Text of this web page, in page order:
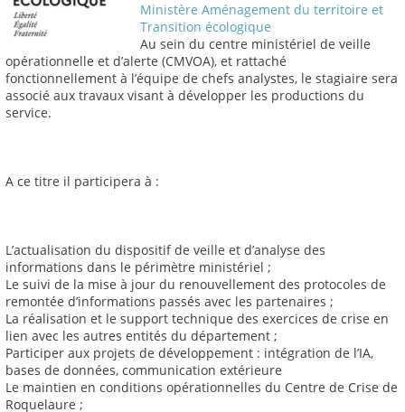
Ministère Aménagement du territoire et
Transition écologique
Au sein du centre ministériel de veille
opérationnelle et d’alerte (CMVOA), et rattaché
fonctionnellement à l’équipe de chefs analystes, le stagiaire sera
associé aux travaux visant à développer les productions du
service.
A ce titre il participera à :
L’actualisation du dispositif de veille et d’analyse des
informations dans le périmètre ministériel ;
Le suivi de la mise à jour du renouvellement des protocoles de
remontée d’informations passés avec les partenaires ;
La réalisation et le support technique des exercices de crise en
lien avec les autres entités du département ;
Participer aux projets de développement : intégration de l’IA,
bases de données, communication extérieure
Le maintien en conditions opérationnelles du Centre de Crise de
Roquelaure ;